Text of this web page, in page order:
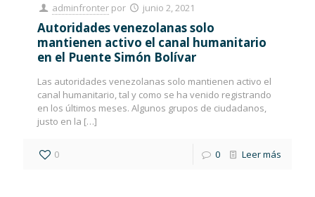
adminfronter por junio 2, 2021
Autoridades venezolanas solo
mantienen activo el canal humanitario
en el Puente Simón Bolívar
Las autoridades venezolanas solo mantienen activo el
canal humanitario, tal y como se ha venido registrando
en los últimos meses. Algunos grupos de ciudadanos,
justo en la […]
0 0 Leer más